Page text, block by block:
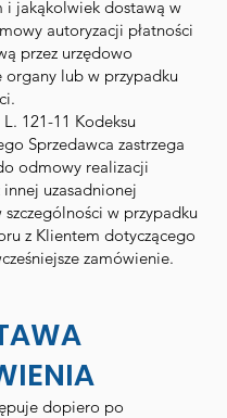
i jakąkolwiek dostawą w
autoryzacji płatności
przez urzędowo
organy lub w przypadku
121-11 Kodeksu
Sprzedawca zastrzega
odmowy realizacji
uzasadnionej
szczególności w przypadku
z Klientem dotyczącego
zamówienie.
dopiero po